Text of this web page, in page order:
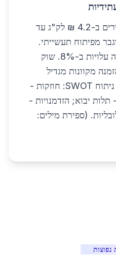
תחזית מומחים צופה מחירים ב-4.2 ₪ לק"ג עד
מוגבר מפיתוח תעשייתי.
אנרגיה מתחדשת מפחיתה עלויות ב-8%. שוק
מקוונות מגדיל
לייעוץ. ניתוח SWOT: חוזקות -
יבוא; הזדמנויות -
(ספירת מילים: